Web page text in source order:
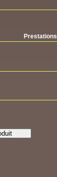
Prestations